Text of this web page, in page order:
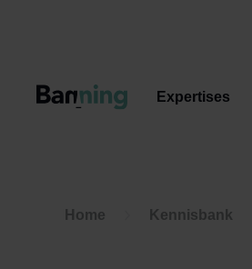
Expertises
Home Kennisbank